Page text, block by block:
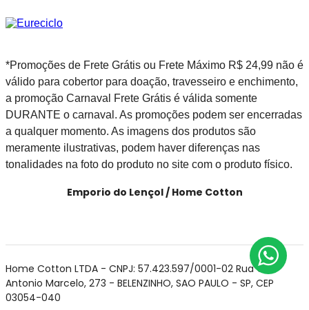
*Promoções de Frete Grátis ou Frete Máximo R$ 24,99 não é
válido para cobertor para doação, travesseiro e enchimento,
a promoção Carnaval Frete Grátis é válida somente
DURANTE o carnaval. As promoções podem ser encerradas
a qualquer momento. As imagens dos produtos são
meramente ilustrativas, podem haver diferenças nas
tonalidades na foto do produto no site com o produto físico.
Emporio do Lençol / Home Cotton
Home Cotton LTDA - CNPJ: 57.423.597/0001-02 Rua Cel
Antonio Marcelo, 273 - BELENZINHO, SAO PAULO - SP, CEP
03054-040